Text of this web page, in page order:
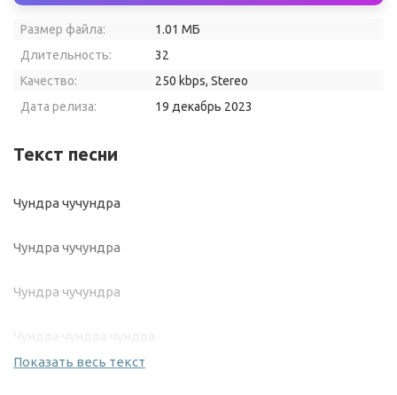
Размер файла:
1.01 МБ
Длительность:
32
Качество:
250 kbps, Stereo
Дата релиза:
19 декабрь 2023
Текст песни
Чундра чучундра
Чундра чучундра
Чундра чучундра
Чундра чундра чундра
Показать весь текст